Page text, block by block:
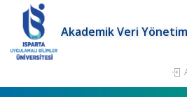
Akademik Veri